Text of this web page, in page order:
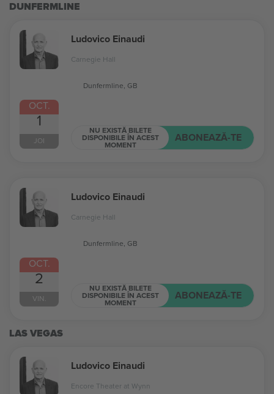
DUNFERMLINE
OCT.
1
JOI
Ludovico Einaudi
Carnegie Hall
Dunfermline, GB
NU EXISTĂ BILETE
DISPONIBILE ÎN ACEST
MOMENT
ABONEAZĂ-TE
OCT.
2
VIN.
Ludovico Einaudi
Carnegie Hall
Dunfermline, GB
NU EXISTĂ BILETE
DISPONIBILE ÎN ACEST
MOMENT
ABONEAZĂ-TE
LAS VEGAS
Ludovico Einaudi
Encore Theater at Wynn